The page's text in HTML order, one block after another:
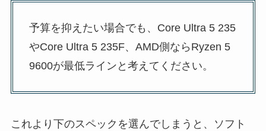
予算を抑えたい場合でも、Core Ultra 5 235
やCore Ultra 5 235F、AMD側ならRyzen 5
9600が最低ラインと考えてください。
これより下のスペックを選んでしまうと、ソフト